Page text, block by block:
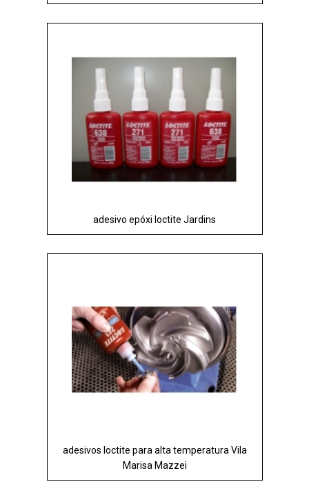
adesivo epóxi loctite Jardins
adesivos loctite para alta temperatura Vila
Marisa Mazzei